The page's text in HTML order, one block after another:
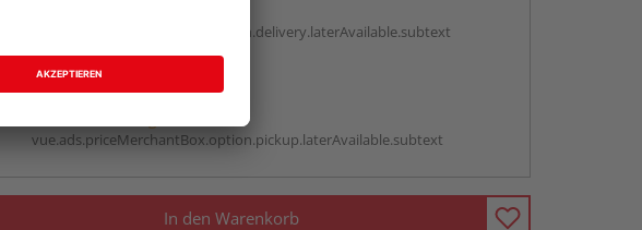
vue.ads.priceMerchantBox.option.delivery.laterAvailable.subtext
Beim Händler abholen
vue.ads.priceMerchantBox.option.pickup.laterAvailable.subtext
In den Warenkorb